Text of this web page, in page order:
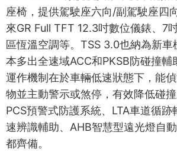
座椅，提供駕駛座六向/副駕駛座四
來GR Full TFT 12.3吋數位儀錶、7
區恆溫空調等。TSS 3.0也納為新
本多出全速域ACC和PKSB防碰撞輔
運作機制在於車輛低速狀態下，能
物並主動警示或煞停，有效降低碰
PCS預警式防護系統、LTA車道循跡
速辨識輔助、AHB智慧型遠光燈自
都齊備。